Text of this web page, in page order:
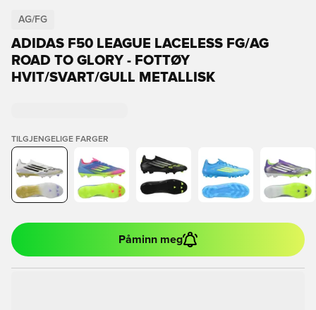
AG/FG
ADIDAS F50 LEAGUE LACELESS FG/AG
ROAD TO GLORY - FOTTØY
HVIT/SVART/GULL METALLISK
TILGJENGELIGE FARGER
Påminn meg